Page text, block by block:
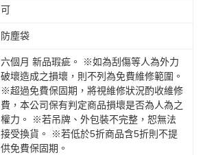
可
防塵袋
六個月 新品瑕疵。 ※如為刮傷等人為外力
破壞造成之損壞，則不列為免費維修範圍。
※超過免費保固期，將視維修狀況酌收維修
費，本公司保有判定商品損壞是否為人為之
權力。 ※若吊牌、外包裝不完整，恕無法
接受換貨。 ※若低於5折商品含5折則不提
供免費保固期。